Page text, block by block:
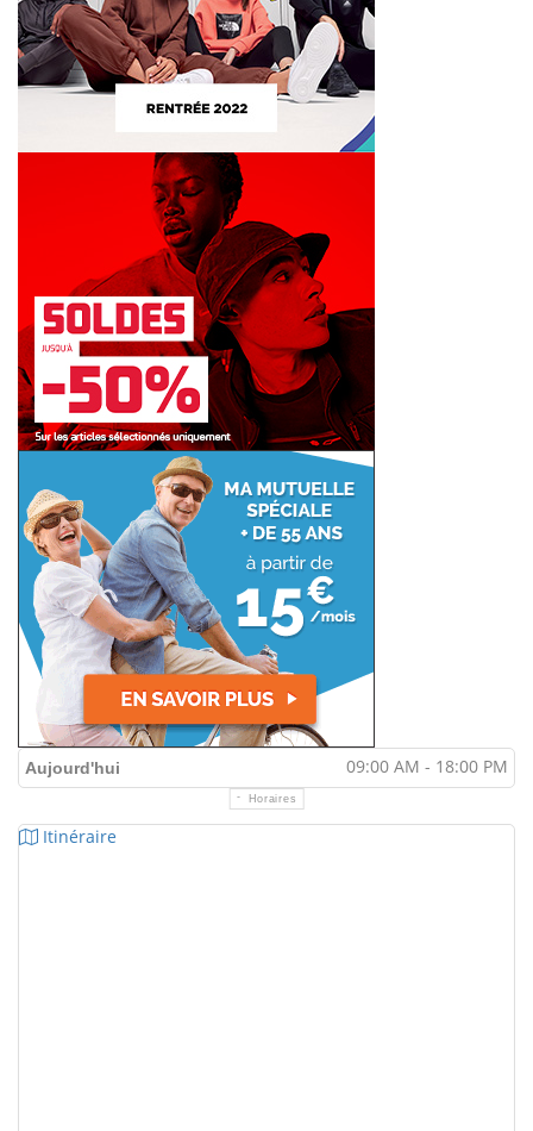
Aujourd'hui 09:00 AM - 18:00 PM
Horaires
Itinéraire